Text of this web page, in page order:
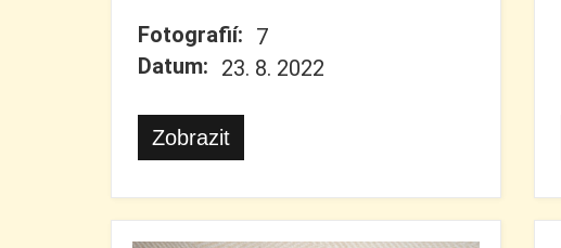
Fotografií: 7
Datum: 23. 8. 2022
Zobrazit